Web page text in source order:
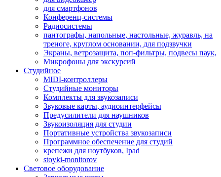
для смартфонов
Конференц-системы
Радиосистемы
пантографы, напольные, настольные, журавль, на
треноге, круглом основании, для подзвучки
Экраны, ветрозащита, поп-фильтры, подвесы паук,
Микрофоны для экскурсий
Студийное
MIDI-контроллеры
Студийные мониторы
Комплекты для звукозаписи
Звуковые карты, аудиоинтерфейсы
Предусилители для наушников
Звукоизоляция для студии
Портативные устройства звукозаписи
Программное обеспечение для студий
крепежи для ноутбуков, Ipad
stoyki-monitorov
Световое оборудование